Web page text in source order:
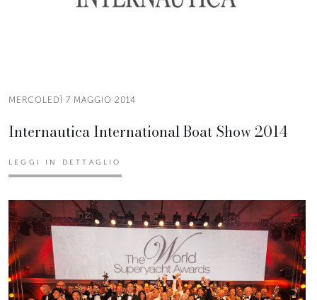
MERCOLEDÌ 7 MAGGIO 2014
Internautica International Boat Show 2014
LEGGI IN DETTAGLIO